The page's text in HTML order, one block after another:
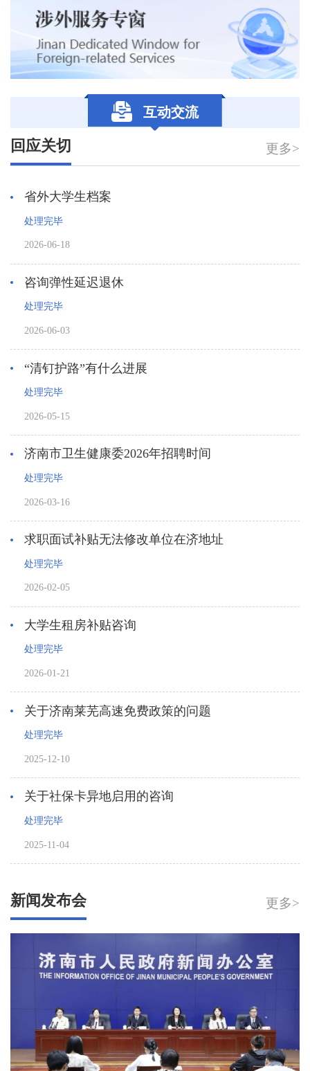
互动交流
回应关切 更多>
省外大学生档案
处理完毕
2026-06-18
咨询弹性延迟退休
处理完毕
2026-06-03
“清钉护路”有什么进展
处理完毕
2026-05-15
济南市卫生健康委2026年招聘时间
处理完毕
2026-03-16
求职面试补贴无法修改单位在济地址
处理完毕
2026-02-05
大学生租房补贴咨询
处理完毕
2026-01-21
关于济南莱芜高速免费政策的问题
处理完毕
2025-12-10
关于社保卡异地启用的咨询
处理完毕
2025-11-04
新闻发布会 更多>